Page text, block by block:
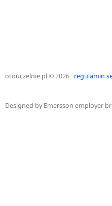
otouczelnie.pl© 2026 regulamin
Designed byEmersson employer